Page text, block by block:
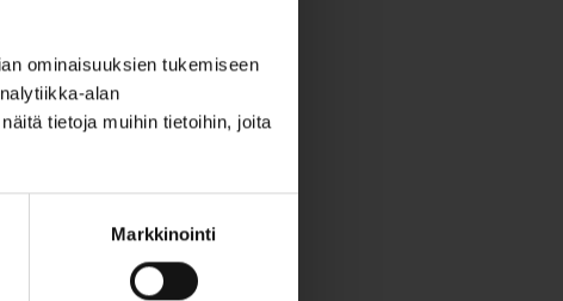
ominaisuuksien tukemiseen
alan
tietoja muihin tietoihin, joita
Markkinointi
Yhteystiedot
Lahjoita
Saavutettavuusseloste
Taksvärkkikeräys selkokielellä
Taksvärkki selkokielellä